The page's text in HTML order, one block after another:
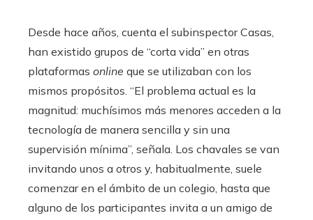
Desde hace años, cuenta el subinspector Casas,
han existido grupos de “corta vida” en otras
plataformas online que se utilizaban con los
mismos propósitos. “El problema actual es la
magnitud: muchísimos más menores acceden a la
tecnología de manera sencilla y sin una
supervisión mínima”, señala. Los chavales se van
invitando unos a otros y, habitualmente, suele
comenzar en el ámbito de un colegio, hasta que
alguno de los participantes invita a un amigo de